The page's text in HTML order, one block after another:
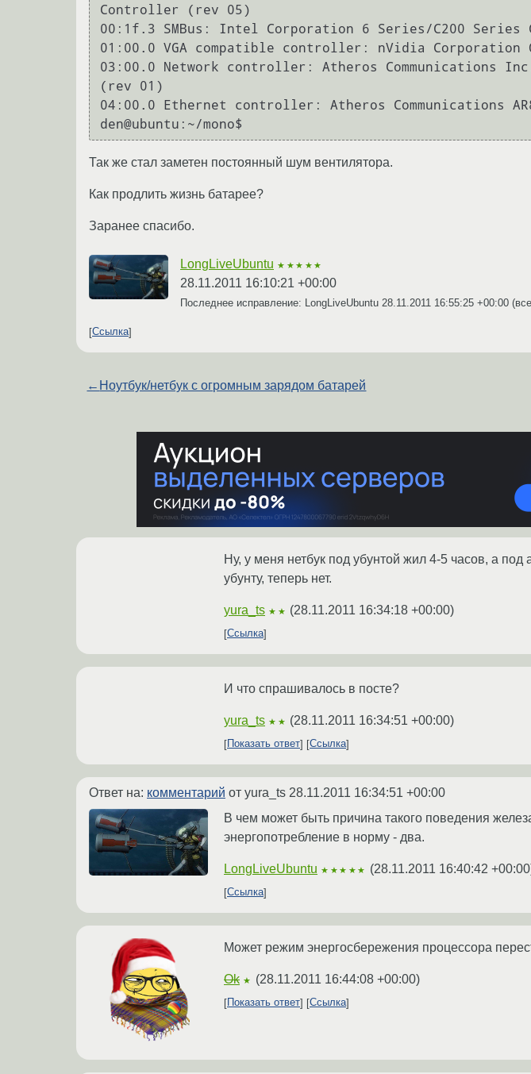
Controller (rev 05)
00:1f.3 SMBus: Intel Corporation 6 Series/C200 Series
01:00.0 VGA compatible controller: nVidia Corporation
03:00.0 Network controller: Atheros Communications
(rev 01)
04:00.0 Ethernet controller: Atheros Communications
den@ubuntu:~/mono$
Так же стал заметен постоянный шум вентилятора.
Как продлить жизнь батарее?
Заранее спасибо.
LongLiveUbuntu ★★★★★
28.11.2011 16:10:21 +00:00
Последнее исправление: LongLiveUbuntu 28.11.2011 16:55:25 +00:00
Ссылка
← Ноутбук/нетбук с огромным зарядом батарей
Ну, у меня нетбук под убунтой жил 4-5 часов, а
убунту, теперь нет.
yura_ts ★★ (28.11.2011 16:34:18 +00:00)
Ссылка
И что спрашивалось в посте?
yura_ts ★★ (28.11.2011 16:34:51 +00:00)
Показать ответ Ссылка
Ответ на: комментарий от yura_ts 28.11.2011 16:34:51 +00:00
В чем может быть причина такого поведения
энергопотребление в норму - два.
LongLiveUbuntu ★★★★★ (28.11.2011 16:40:42 +00:00
Ссылка
Может режим энергосбережения процессора
Ok ★ (28.11.2011 16:44:08 +00:00)
Показать ответ Ссылка